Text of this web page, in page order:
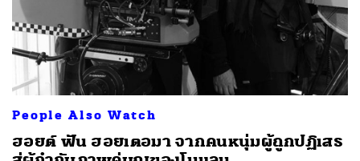
People Also Watch
ฮอยต์ ฟัน ฮอยเตอมา จากคนหนุ่มผู้ถูกปฏิเสธ